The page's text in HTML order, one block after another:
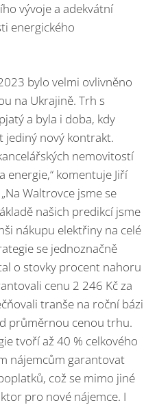
vývoje a adekvátní
energického
bylo velmi ovlivněno
na Ukrajině. Trh s
a byla i doba, kdy
jediný nový kontrakt.
nemovitostí
energie,“ komentuje Jiří
Waltrovce jsme se
našich predikcí jsme
nákupu elektřiny na celé
se jednoznačně
o stovky procent nahoru
cenu 2 246 Kč za
tranše na roční bázi
průměrnou cenou trhu.
tvoří až 40 % celkového
nájemcům garantovat
což se mimo jiné
pro nové nájemce. I